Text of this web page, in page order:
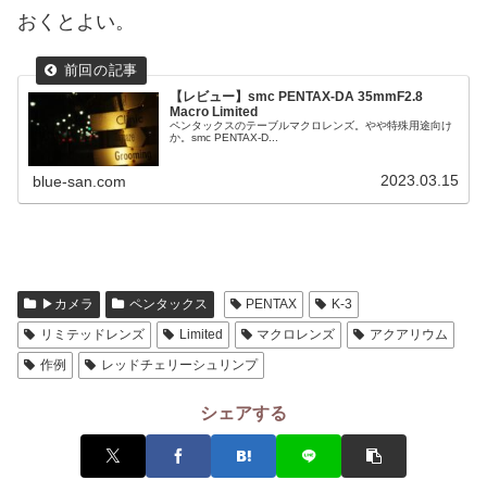
おくとよい。
【レビュー】smc PENTAX-DA 35mmF2.8
Macro Limited
ペンタックスのテーブルマクロレンズ。やや特殊用途向け
か。smc PENTAX-D...
blue-san.com 2023.03.15
▶カメラ ペンタックス PENTAX
K-3
リミテッドレンズ
Limited マクロレンズ
アクアリウム
作例
レッドチェリーシュリンプ
シェアする